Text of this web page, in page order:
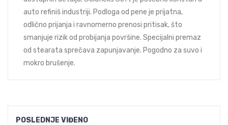
auto refiniš industriji. Podloga od pene je prijatna,
odlično prijanja i ravnomerno prenosi pritisak, što
smanjuje rizik od probijanja površine. Specijalni premaz
od stearata sprečava zapunjavanje. Pogodno za suvo i
mokro brušenje.
POSLEDNJE VIĐENO